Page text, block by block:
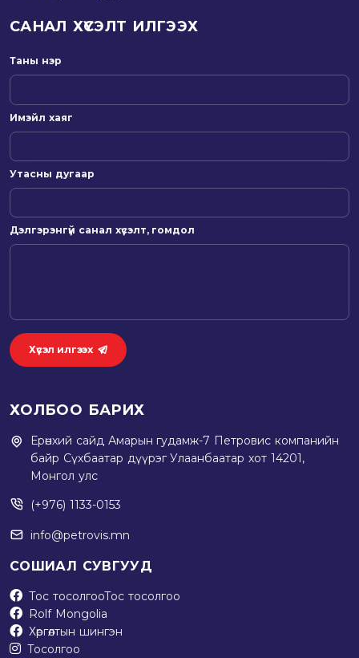
САНАЛ ХҮСЭЛТ ИЛГЭЭХ
Таны нэр
Имэйл хаяг
Утасны дугаар
Дэлгэрэнгүй санал хүсэлт, гомдол
Хүсэл илгээх
ХОЛБОО БАРИХ
Ерөнхий сайд Амарын гудамж-7 Петровис компанийн
байр Сүхбаатар дүүрэг Улаанбаатар хот 14201,
Монгол улс
(+976) 1133-0153
info@petrovis.mn
СОШИАЛ СУВГУУД
Тос тосолгооТос тосолгоо
Rolf Mongolia
Хөргөлтын шингэн
Тосолгоо